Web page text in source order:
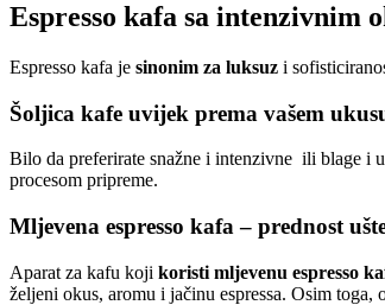
Espresso kafa sa intenzivnim
Espresso kafa je sinonim za luksuz i
Šoljica kafe uvijek prema vašem
Bilo da preferirate snažne i intenzivne ili blage i
procesom pripreme.
Mljevena espresso kafa – prednost
Aparat za kafu koji koristi mljevenu espresso
željeni okus, aromu i jačinu espressa. Osim toga,